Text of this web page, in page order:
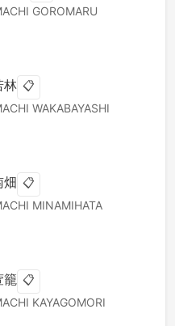
GOROMARU
林 📋
WAKABAYASHI
畑 📋
MINAMIHATA
籠 📋
KAYAGOMORI